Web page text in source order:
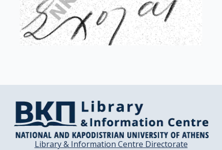
Library & Information Centre Directorate